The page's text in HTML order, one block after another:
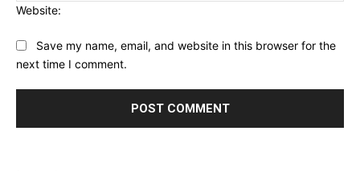
Website:
Save my name, email, and website in this browser for the
next time I comment.